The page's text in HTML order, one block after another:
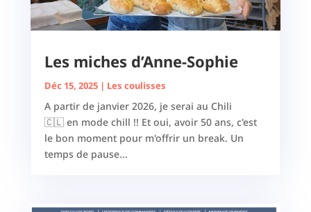
Les miches d’Anne-Sophie
Déc 15, 2025| Les coulisses
A partir de janvier 2026, je serai au Chili
🇨🇱 en mode chill !! Et oui, avoir 50 ans, c'est
le bon moment pour m'offrir un break. Un
temps de pause...